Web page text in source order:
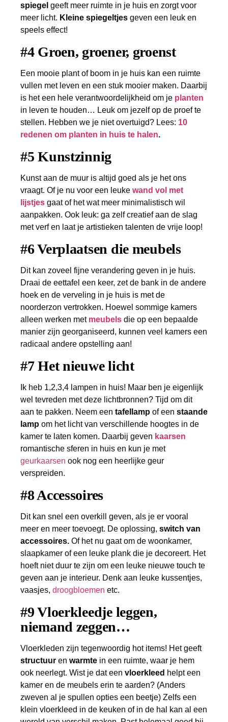
spiegel geeft meer ruimte in je huis en zorgt voor
meer licht. Kleine spiegeltjes geven een leuk en
speels effect!
#4 Groen, groener, groenst
Een mooie plant of boom in je huis kan een ruimte
vullen met leven en een stuk mooier maken. Daarbij
is het een hele verantwoordelijkheid om je planten
in leven te houden… Leuk om jezelf op de proef te
stellen. Hebben we je niet overtuigd? Lees: 10
redenen om planten in huis te halen.
#5 Kunstzinnig
Kunst aan de muur is altijd goed als je het ons
vraagt. Of je nu voor een leuke wand vol met
lijstjes gaat of het wat meer minimalistisch wil
aanpakken. Ook leuk: ga zelf creatief aan de slag
met verf en laat je artistieken talenten de vrije loop!
#6 Verplaatsen die meubels
Dit kan zoveel fijne verandering geven in je huis.
Draai de eettafel een keer, zet de bank in de andere
hoek en de verveling in je huis is met de
noorderzon vertrokken. Hoewel sommige kamers
alleen werken met meubels die op een bepaalde
manier zijn georganiseerd, kunnen veel kamers een
radicaal andere opstelling aan!
#7 Het nieuwe licht
Ik heb 1,2,3,4 lampen in huis! Maar ben je eigenlijk
wel tevreden met deze lichtbronnen? Tijd om dit
aan te pakken. Neem een tafellamp of een staande
lamp om het licht van verschillende hoogtes in de
kamer te laten komen. Daarbij geven kaarsen
romantische sferen in huis en kun je met
geurkaarsen ook nog een heerlijke geur
verspreiden.
#8 Accessoires
Dit kan snel een overkill geven, als je er vooral
meer en meer toevoegt. De oplossing, switch van
accessoires. Of het nu gaat om de woonkamer,
slaapkamer of een leuke plank die je decoreert. Het
hoeft niet duur te zijn om een leuke nieuwe touch te
geven aan je interieur. Denk aan leuke kussentjes,
vaasjes, droogbloemen etc.
#9 Vloerkleedje leggen,
niemand zeggen…
Vloerkleden zijn tegenwoordig hot items! Het geeft
structuur en warmte in een ruimte, waar je hem
ook neerlegt. Wist je dat een vloerkleed helpt een
kamer en de meubels erin te aarden? (Anders
zweven al je spullen opties een beetje) Zelfs een
klein vloerkleed in de keuken of in de hal kan al een